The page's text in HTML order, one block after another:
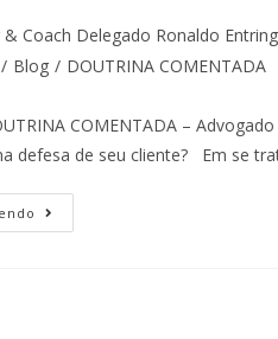
Coach Delegado Ronaldo
/ Blog / DOUTRINA COMENTADA
COMENTADA –
defesa de seu cliente? Em se